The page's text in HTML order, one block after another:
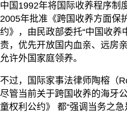
中国1992年将国际收养程序制
2005年批准《跨国收养方面保
约》，由民政部委托“中国收养
责，优先开放国内血亲、远房
允许外国家庭领养。
不过，国际家事法律师陶榕（
尽管当前关于跨国收养的海牙
童权利公约》 都“强调当务之